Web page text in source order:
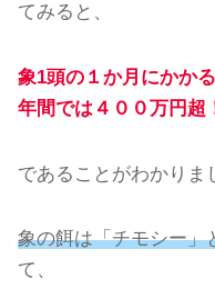
てみると、
象1頭の１か月にかか
年間では４００万円超
であることがわかりま
象の餌は「チモシー」
て、